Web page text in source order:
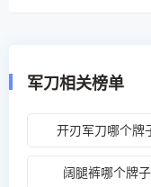
军刀相关榜单
开刃军刀哪个牌
阔腿裤哪个牌